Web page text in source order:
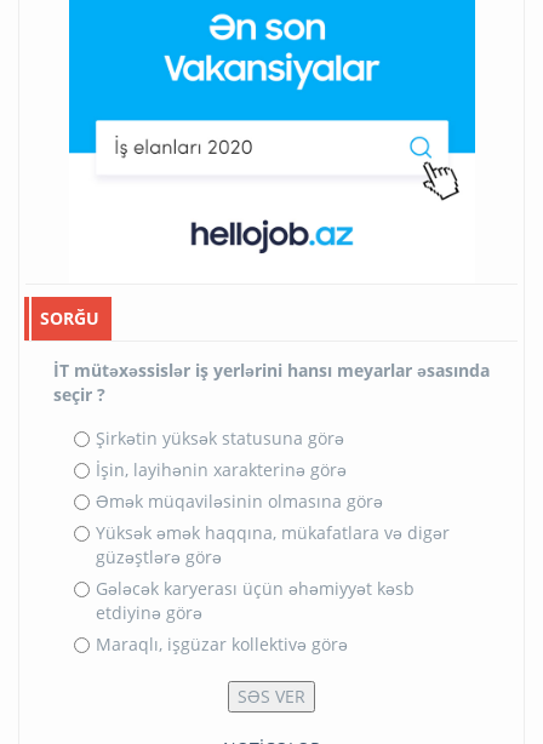
SORĞU
İT mütəxəssislər iş yerlərini hansı meyarlar əsasında
seçir ?
Şirkətin yüksək statusuna görə
İşin, layihənin xarakterinə görə
Əmək müqaviləsinin olmasına görə
Yüksək əmək haqqına, mükafatlara və digər
güzəştlərə görə
Gələcək karyerası üçün əhəmiyyət kəsb
etdiyinə görə
Maraqlı, işgüzar kollektivə görə